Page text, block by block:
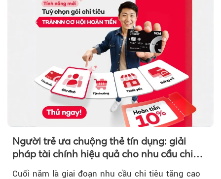
Người trẻ ưa chuộng thẻ tín dụng: giải
pháp tài chính hiệu quả cho nhu cầu chi
Cuối năm là giai đoạn nhu cầu chi tiêu tăng cao